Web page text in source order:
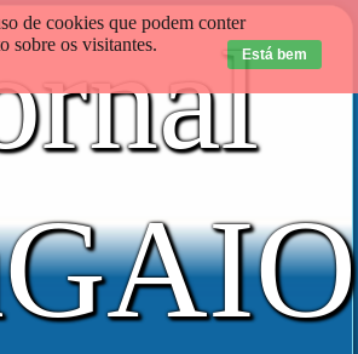
de cookies que podem conter
sobre os visitantes.
Está bem